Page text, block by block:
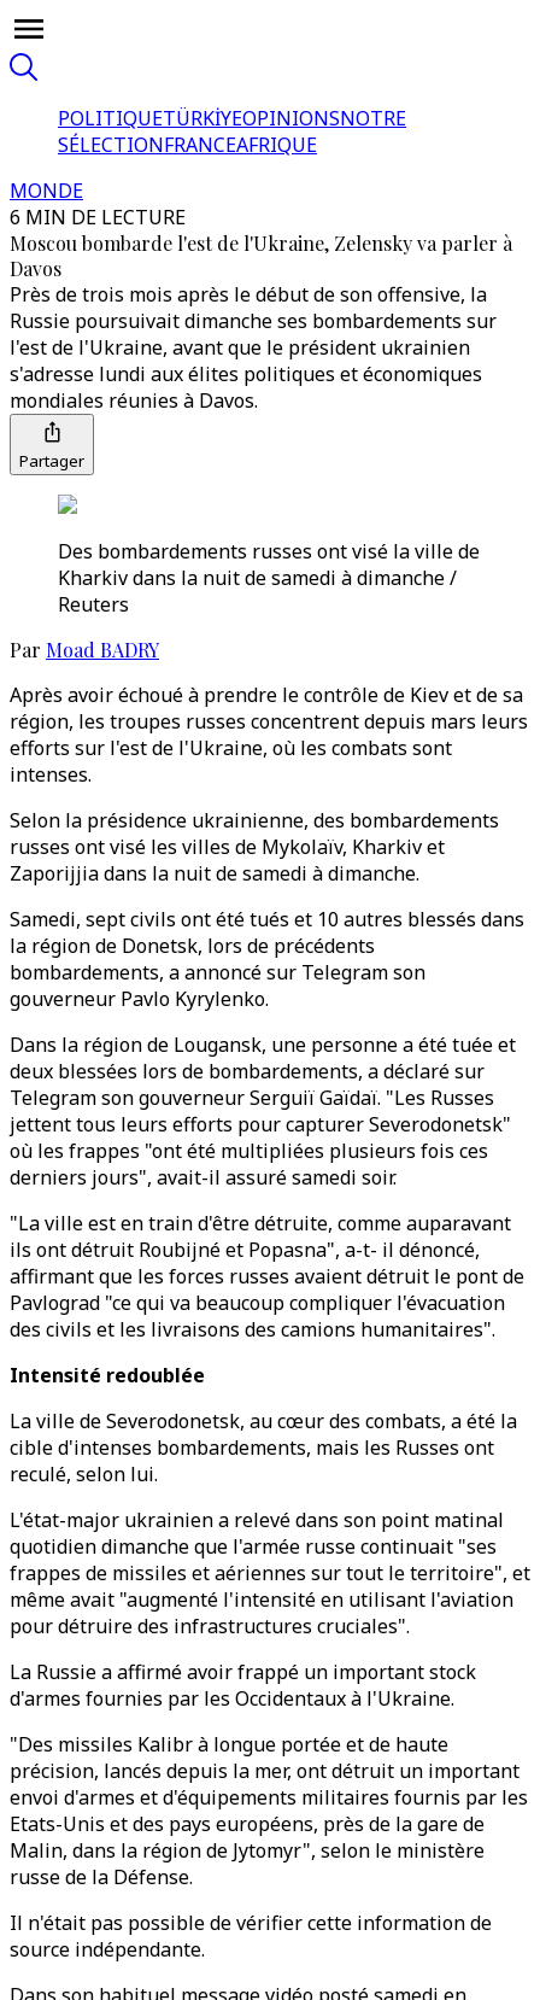
POLITIQUETÜRKİYEOPINIONSNOTRE
SÉLECTIONFRANCEAFRIQUE
MONDE
6 MIN DE LECTURE
Moscou bombarde l'est de l'Ukraine, Zelensky va parler à
Davos
Près de trois mois après le début de son offensive, la
Russie poursuivait dimanche ses bombardements sur
l'est de l'Ukraine, avant que le président ukrainien
s'adresse lundi aux élites politiques et économiques
mondiales réunies à Davos.
Partager
Des bombardements russes ont visé la ville de
Kharkiv dans la nuit de samedi à dimanche /
Reuters
Par Moad BADRY
Après avoir échoué à prendre le contrôle de Kiev et de sa
région, les troupes russes concentrent depuis mars leurs
efforts sur l'est de l'Ukraine, où les combats sont
intenses.
Selon la présidence ukrainienne, des bombardements
russes ont visé les villes de Mykolaïv, Kharkiv et
Zaporijjia dans la nuit de samedi à dimanche.
Samedi, sept civils ont été tués et 10 autres blessés dans
la région de Donetsk, lors de précédents
bombardements, a annoncé sur Telegram son
gouverneur Pavlo Kyrylenko.
Dans la région de Lougansk, une personne a été tuée et
deux blessées lors de bombardements, a déclaré sur
Telegram son gouverneur Serguiï Gaïdaï. "Les Russes
jettent tous leurs efforts pour capturer Severodonetsk"
où les frappes "ont été multipliées plusieurs fois ces
derniers jours", avait-il assuré samedi soir.
"La ville est en train d'être détruite, comme auparavant
ils ont détruit Roubijné et Popasna", a-t- il dénoncé,
affirmant que les forces russes avaient détruit le pont de
Pavlograd "ce qui va beaucoup compliquer l'évacuation
des civils et les livraisons des camions humanitaires".
Intensité redoublée
La ville de Severodonetsk, au cœur des combats, a été la
cible d'intenses bombardements, mais les Russes ont
reculé, selon lui.
L'état-major ukrainien a relevé dans son point matinal
quotidien dimanche que l'armée russe continuait "ses
frappes de missiles et aériennes sur tout le territoire", et
même avait "augmenté l'intensité en utilisant l'aviation
pour détruire des infrastructures cruciales".
La Russie a affirmé avoir frappé un important stock
d'armes fournies par les Occidentaux à l'Ukraine.
"Des missiles Kalibr à longue portée et de haute
précision, lancés depuis la mer, ont détruit un important
envoi d'armes et d'équipements militaires fournis par les
Etats-Unis et des pays européens, près de la gare de
Malin, dans la région de Jytomyr", selon le ministère
russe de la Défense.
Il n'était pas possible de vérifier cette information de
source indépendante.